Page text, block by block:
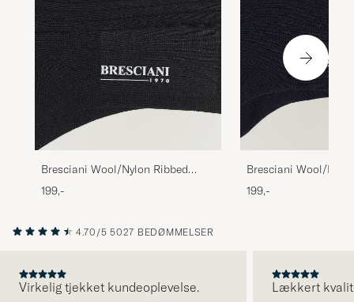
Bresciani Wool/Nylon Ribbed
Short Socks Black
199,-
Bresciani Wool/
Short Socks Navy
199,-
4.70/5 5027 BEDØMMELSER
Virkelig tjekket kundeoplevelse. Lækkert